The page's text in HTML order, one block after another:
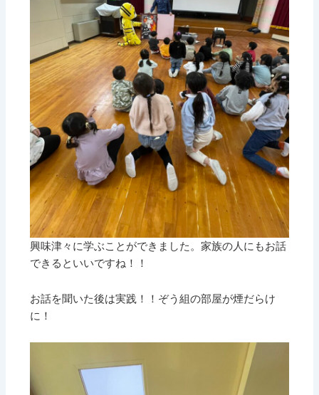
興味津々に学ぶことができました。家族の人にもお話
できるといいですね！！
お話を聞いた後は実践！！ぞう組の部屋が煙だらけ
に！